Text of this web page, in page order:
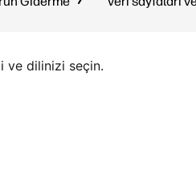
ve dilinizi seçin.